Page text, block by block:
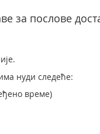
за послове
нуди следеће:
време)